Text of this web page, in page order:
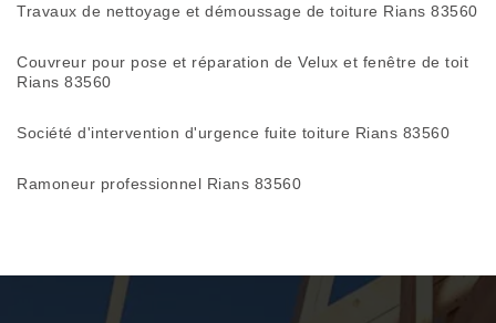
Travaux de nettoyage et démoussage de toiture Rians 83560
Couvreur pour pose et réparation de Velux et fenêtre de toit
Rians 83560
Société d'intervention d'urgence fuite toiture Rians 83560
Ramoneur professionnel Rians 83560